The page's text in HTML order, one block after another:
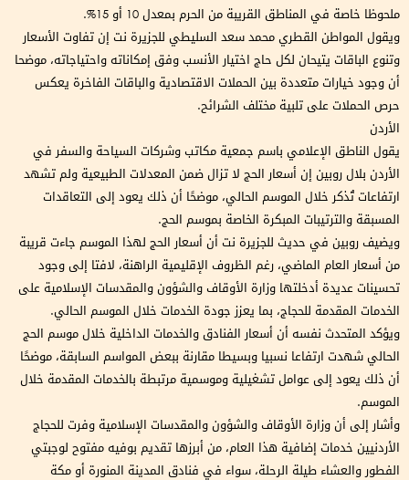
ملحوظا خاصة في المناطق القريبة من الحرم بمعدل 10 أو 15%.
ويقول المواطن القطري محمد سعد السليطي للجزيرة نت إن تفاوت الأسعار
وتنوع الباقات يتيحان لكل حاج اختيار الأنسب وفق إمكاناته واحتياجاته، موضحا
أن وجود خيارات متعددة بين الحملات الاقتصادية والباقات الفاخرة يعكس
حرص الحملات على تلبية مختلف الشرائح.
الأردن
يقول الناطق الإعلامي باسم جمعية مكاتب وشركات السياحة والسفر في
الأردن بلال روبين إن أسعار الحج لا تزال ضمن المعدلات الطبيعية ولم تشهد
ارتفاعات تُذكر خلال الموسم الحالي، موضحًا أن ذلك يعود إلى التعاقدات
المسبقة والترتيبات المبكرة الخاصة بموسم الحج.
ويضيف روبين في حديث للجزيرة نت أن أسعار الحج لهذا الموسم جاءت قريبة
من أسعار العام الماضي، رغم الظروف الإقليمية الراهنة، لافتا إلى وجود
تحسينات عديدة أدخلتها وزارة الأوقاف والشؤون والمقدسات الإسلامية على
الخدمات المقدمة للحجاج، بما يعزز جودة الخدمات خلال الموسم الحالي.
ويؤكد المتحدث نفسه أن أسعار الفنادق والخدمات الداخلية خلال موسم الحج
الحالي شهدت ارتفاعا نسبيا وبسيطا مقارنة ببعض المواسم السابقة، موضحًا
أن ذلك يعود إلى عوامل تشغيلية وموسمية مرتبطة بالخدمات المقدمة خلال
الموسم.
وأشار إلى أن وزارة الأوقاف والشؤون والمقدسات الإسلامية وفرت للحجاج
الأردنيين خدمات إضافية هذا العام، من أبرزها تقديم بوفيه مفتوح لوجبتي
الفطور والعشاء طيلة الرحلة، سواء في فنادق المدينة المنورة أو مكة